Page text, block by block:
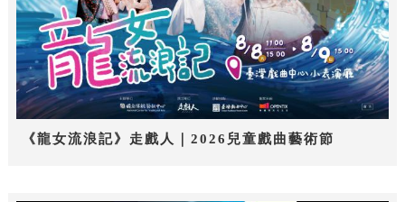
《龍女流浪記》走戲人｜2026兒童戲曲藝術節